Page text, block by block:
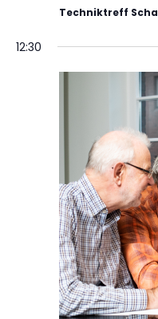
Techniktreff
12:30